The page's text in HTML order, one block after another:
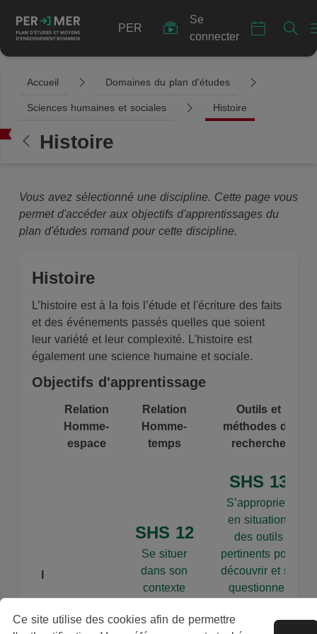
PER
Se
connecter
Accueil Domaines du plan d'études
Sciences humaines et sociales Histoire
Histoire
Vous avez sélectionné une discipline. Cette page vous
permet d'accéder aux objectifs d'apprentissages du
plan d'études romand pour cette discipline.
Histoire
L’histoire est à la fois l’étude et l'écriture des faits
et des événements passés quelles que soient
leur variété et leur complexité. L'histoire est
également une science humaine et sociale.
Objectifs d'apprentissage
Relation
Homme-
espace
Relation
Homme-
temps
Outils et
méthodes de
recherche
SHS 12
Se situer
dans son
contexte
social
SHS 13
S’approprier,
en situation,
des outils
pertinents pour
découvrir et se
questionner
problématiques
Ce site utilise des cookies afin de permettre